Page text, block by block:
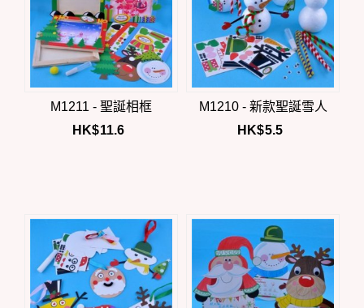
M1211 - 聖誕相框
HK$11.6
M1210 - 新款聖誕雪人
HK$5.5